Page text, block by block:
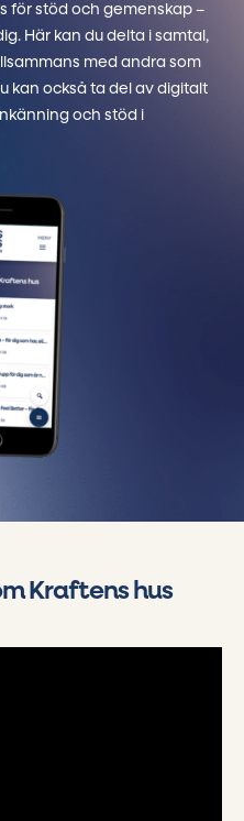
för stöd och gemenskap –
Här kan du delta i samtal,
med andra som
kan också ta del av digitalt
och stöd i
Kraftens hus